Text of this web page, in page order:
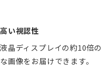
高い視認性
液晶ディスプレイの約10倍
な画像をお届けできます。